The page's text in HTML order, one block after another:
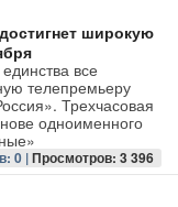
широкую
все
телепремьеру
Трехчасовая
одноименного
0 |Просмотров: 3 396